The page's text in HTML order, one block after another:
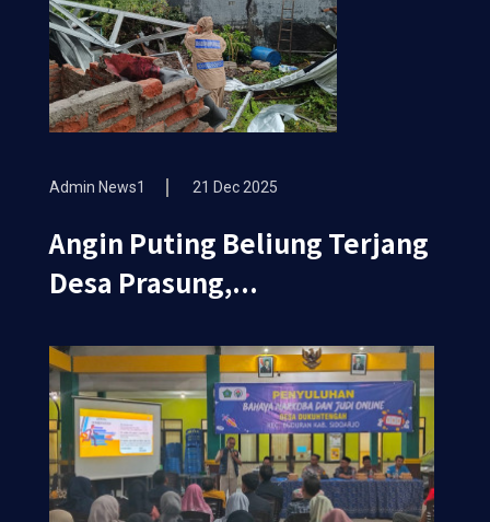
Admin News1 21 Dec 2025
Angin Puting Beliung Terjang
Desa Prasung,...